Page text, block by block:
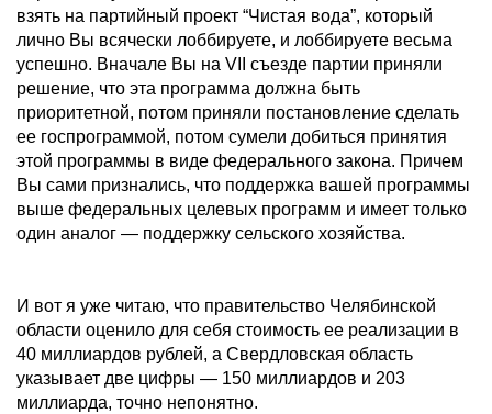
взять на партийный проект “Чистая вода”, который
лично Вы всячески лоббируете, и лоббируете весьма
успешно. Вначале Вы на VII съезде партии приняли
решение, что эта программа должна быть
приоритетной, потом приняли постановление сделать
ее госпрограммой, потом сумели добиться принятия
этой программы в виде федерального закона. Причем
Вы сами признались, что поддержка вашей программы
выше федеральных целевых программ и имеет только
один аналог — поддержку сельского хозяйства.
И вот я уже читаю, что правительство Челябинской
области оценило для себя стоимость ее реализации в
40 миллиардов рублей, а Свердловская область
указывает две цифры — 150 миллиардов и 203
миллиарда, точно непонятно.